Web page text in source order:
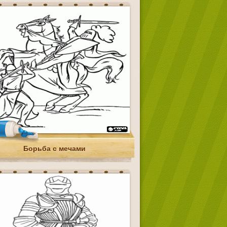
Борьба с мечами